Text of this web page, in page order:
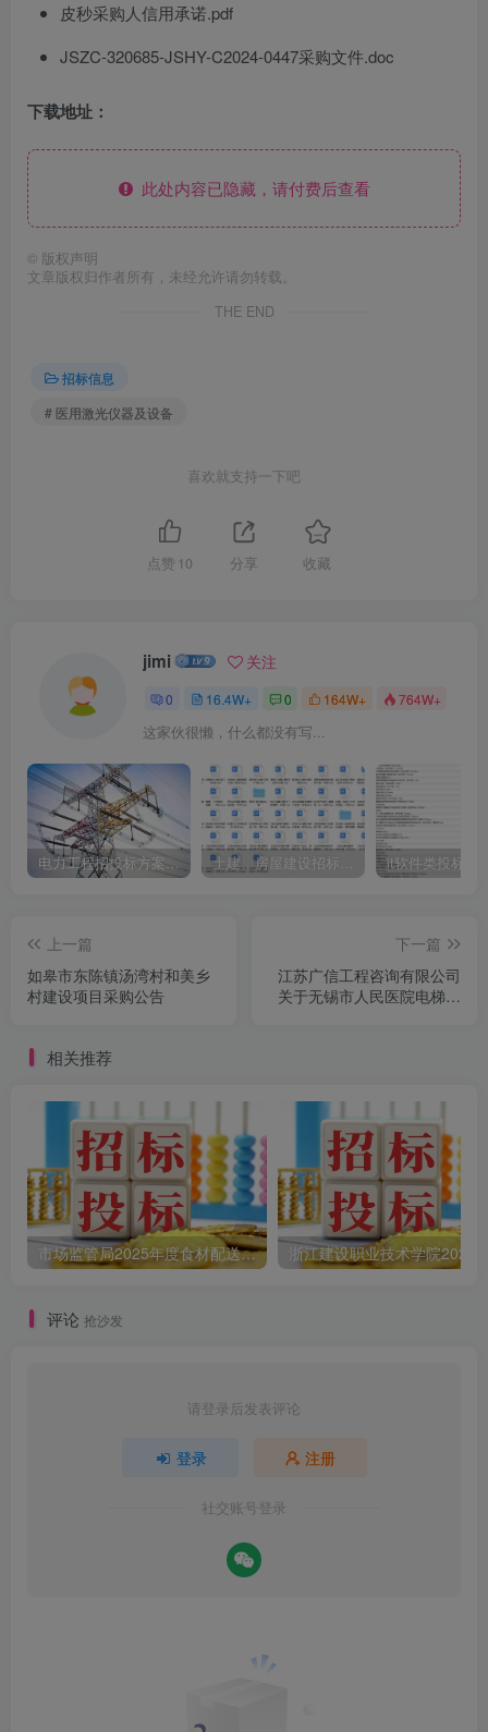
皮秒采购人信用承诺.pdf
JSZC-320685-JSHY-C2024-0447采购文件.doc
下载地址：
此处内容已隐藏，请付费后查看
© 版权声明
文章版权归作者所有，未经允许请勿转载。
THE END
招标信息
# 医用激光仪器及设备
喜欢就支持一下吧
点赞 10 分享 收藏
jimi 关注
0 16.4W+ 0 164W+ 764W+
这家伙很懒，什么都没有写...
电力工程招投标方案模板 土建、房屋建设招标文件标书模板 it软件类投标书
上一篇
如皋市东陈镇汤湾村和美乡
村建设项目采购公告
下一篇
江苏广信工程咨询有限公司
关于无锡市人民医院电梯维
相关推荐
市场监管局2025年度食材配送采购公告
评论 抢沙发
请登录后发表评论
登录 注册
社交账号登录